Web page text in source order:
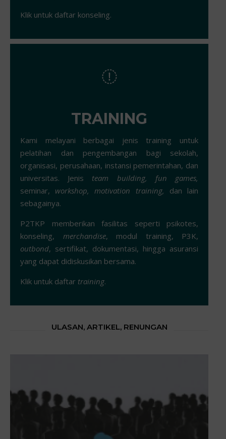
Klik untuk daftar konseling.
TRAINING
Kami melayani berbagai jenis training untuk
pelatihan dan pengembangan bagi sekolah,
organisasi, perusahaan, instansi pemerintahan, dan
universitas. Jenis team building, fun games,
seminar, workshop, motivation training, dan lain
sebagainya.
P2TKP memberikan fasilitas seperti psikotes,
konseling, merchandise, modul training, P3K,
outbond, sertifikat, dokumentasi, hingga asuransi
yang dapat didiskusikan bersama.
Klik untuk daftar training.
ULASAN, ARTIKEL, RENUNGAN